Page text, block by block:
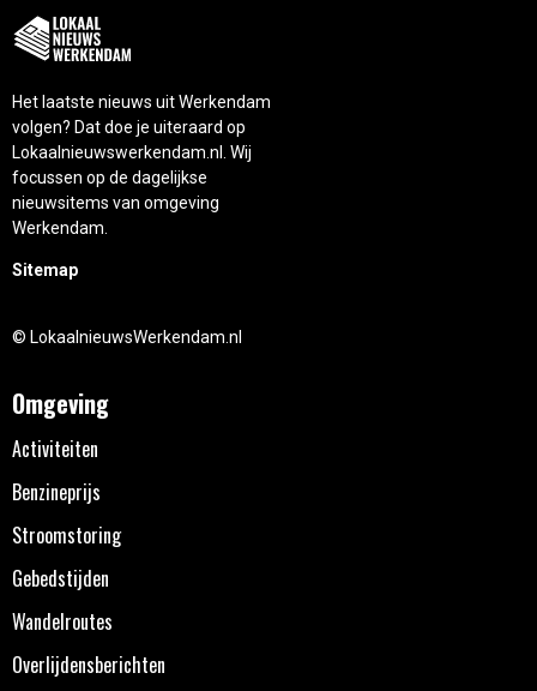
Het laatste nieuws uit Werkendam
volgen? Dat doe je uiteraard op
Lokaalnieuwswerkendam.nl. Wij
focussen op de dagelijkse
nieuwsitems van omgeving
Werkendam.
Sitemap
© LokaalnieuwsWerkendam.nl
Omgeving
Activiteiten
Benzineprijs
Stroomstoring
Gebedstijden
Wandelroutes
Overlijdensberichten